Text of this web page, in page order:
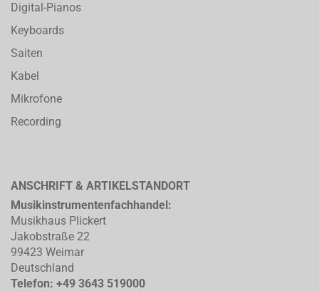
Digital-Pianos
Keyboards
Saiten
Kabel
Mikrofone
Recording
ANSCHRIFT & ARTIKELSTANDORT
Musikinstrumentenfachhandel:
Musikhaus Plickert
Jakobstraße 22
99423 Weimar
Deutschland
Telefon: +49 3643 519000